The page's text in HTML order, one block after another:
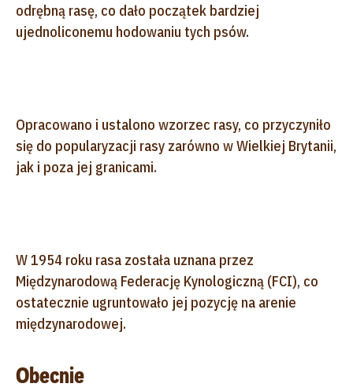
odrębną rasę, co dało początek bardziej
ujednoliconemu hodowaniu tych psów.
Opracowano i ustalono wzorzec rasy, co przyczyniło
się do popularyzacji rasy zarówno w Wielkiej Brytanii,
jak i poza jej granicami.
W 1954 roku rasa została uznana przez
Międzynarodową Federację Kynologiczną (FCI), co
ostatecznie ugruntowało jej pozycję na arenie
międzynarodowej.
Obecnie